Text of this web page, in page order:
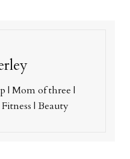
| Mom of three |
| Beauty